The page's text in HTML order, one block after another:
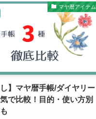
マヤ暦アイテム
し】マヤ暦手帳/ダイヤリー
で比較！目的・使い方別